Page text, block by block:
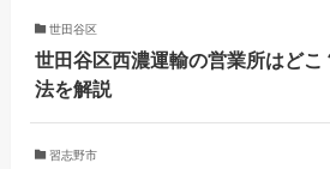
世田谷区
世田谷区西濃運輸の営業所はど
法を解説
習志野市